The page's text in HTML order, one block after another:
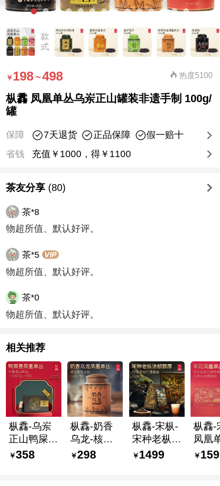
款
式
198~498 热度5100
枞馫 凤凰单丛乌岽正山罐装非遗手制 100g/
罐
保障 7天退货 正品保障
假一赔十
省钱
充值￥1000，得￥1100
茶友分享 (80)
茶*8
物超所值、默认好评。
茶*5
物超所值、默认好评。
茶*0
物超所值、默认好评。
相关推荐
枞馫-乌岽
正山鸭屎香
凤凰单丛
358
枞馫-奶香
乌龙-核心
产区凤凰单
298
枞馫-宋枞-
宋种老枞凤
凰单
1499
枞馫-
凤凰
花之